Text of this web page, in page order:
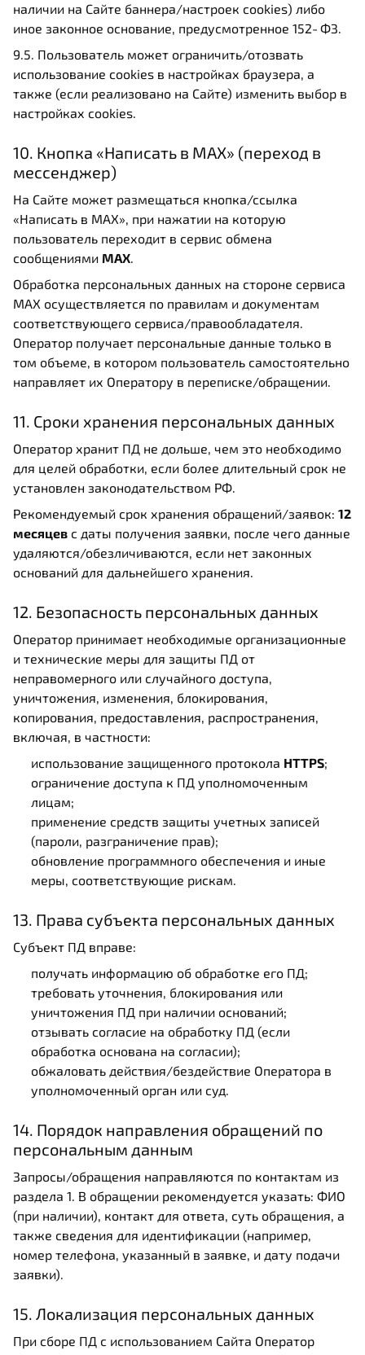
наличии на Сайте баннера/настроек cookies) либо
иное законное основание, предусмотренное 152‑ФЗ.
9.5. Пользователь может ограничить/отозвать
использование cookies в настройках браузера, а
также (если реализовано на Сайте) изменить выбор в
настройках cookies.
10. Кнопка «Написать в MAX» (переход в
мессенджер)
На Сайте может размещаться кнопка/ссылка
«Написать в MAX», при нажатии на которую
пользователь переходит в сервис обмена
сообщениями MAX.
Обработка персональных данных на стороне сервиса
MAX осуществляется по правилам и документам
соответствующего сервиса/правообладателя.
Оператор получает персональные данные только в
том объеме, в котором пользователь самостоятельно
направляет их Оператору в переписке/обращении.
11. Сроки хранения персональных данных
Оператор хранит ПД не дольше, чем это необходимо
для целей обработки, если более длительный срок не
установлен законодательством РФ.
Рекомендуемый срок хранения обращений/заявок: 12
месяцев с даты получения заявки, после чего данные
удаляются/обезличиваются, если нет законных
оснований для дальнейшего хранения.
12. Безопасность персональных данных
Оператор принимает необходимые организационные
и технические меры для защиты ПД от
неправомерного или случайного доступа,
уничтожения, изменения, блокирования,
копирования, предоставления, распространения,
включая, в частности:
использование защищенного протокола HTTPS;
ограничение доступа к ПД уполномоченным
лицам;
применение средств защиты учетных записей
(пароли, разграничение прав);
обновление программного обеспечения и иные
меры, соответствующие рискам.
13. Права субъекта персональных данных
Субъект ПД вправе:
получать информацию об обработке его ПД;
требовать уточнения, блокирования или
уничтожения ПД при наличии оснований;
отзывать согласие на обработку ПД (если
обработка основана на согласии);
обжаловать действия/бездействие Оператора в
уполномоченный орган или суд.
14. Порядок направления обращений по
персональным данным
Запросы/обращения направляются по контактам из
раздела 1. В обращении рекомендуется указать: ФИО
(при наличии), контакт для ответа, суть обращения, а
также сведения для идентификации (например,
номер телефона, указанный в заявке, и дату подачи
заявки).
15. Локализация персональных данных
При сборе ПД с использованием Сайта Оператор